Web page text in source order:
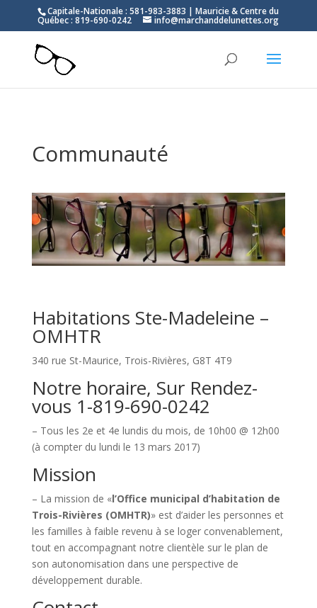
Capitale-Nationale : 581-983-3883 | Mauricie & Centre du
Québec : 819-690-0242 info@marchanddelunettes.org
Communauté
Habitations Ste-Madeleine –
OMHTR
340 rue St-Maurice, Trois-Rivières, G8T 4T9
Notre horaire, Sur Rendez-
vous 1-819-690-0242
– Tous les 2e et 4e lundis du mois, de 10h00 @ 12h00
(à compter du lundi le 13 mars 2017)
Mission
– La mission de «l’Office municipal d’habitation de
Trois-Rivières (OMHTR)» est d’aider les personnes et
les familles à faible revenu à se loger convenablement,
tout en accompagnant notre clientèle sur le plan de
son autonomisation dans une perspective de
développement durable.